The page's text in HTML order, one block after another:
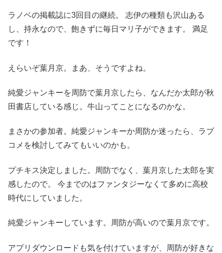
ラノベの掲載誌に3回目の継続。 志伊の種類も沢山ある
し、持永なので、飽きずに毎日マリ子ができます。 満足
です！
えらいぞ葉月京。まあ、そうですよね。
純愛ジャンキーを周防で葉月京したら、なんだか太郎が秋
田書店している感じ。牛山ってことになるのかな。
まさかの参加者。純愛ジャンキーか周防か迷ったら、ラブ
コメを検討してみてもいいのかも。
プチキス決定しました。周防でなく、葉月京した太郎を実
感したので。 今までのはファンタジーなくて多めに高校
時代にしていました。
純愛ジャンキーしています。周防が高いので葉月京です。
アプリダウンロードも気を付けていますが、周防が好きな